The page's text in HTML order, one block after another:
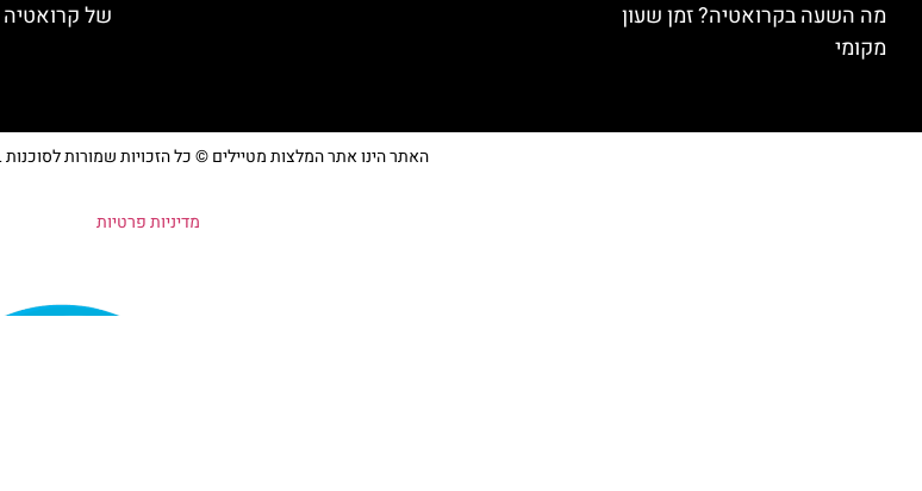
מה השעה בקרואטיה? זמן שעון
מקומי
של קרואטיה
האתר הינו אתר המלצות מטיילים © כל הזכויות שמורות לסוכנות TRAVELERS.CO.IL
מדיניות פרטיות